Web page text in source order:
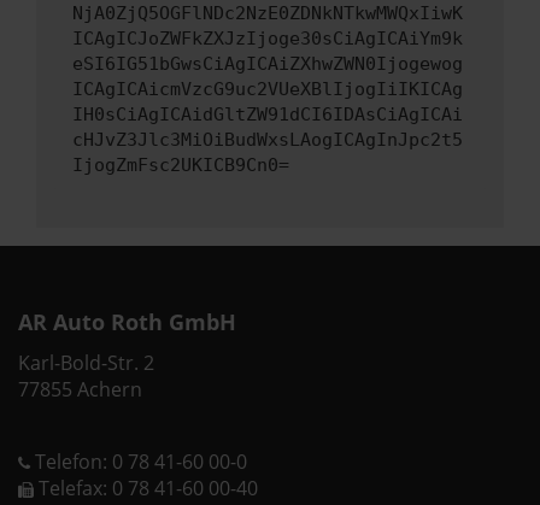
NjA0ZjQ5OGFlNDc2NzE0ZDNkNTkwMWQxIiwK
ICAgICJoZWFkZXJzIjoge30sCiAgICAiYm9k
eSI6IG51bGwsCiAgICAiZXhwZWN0Ijogewog
ICAgICAicmVzcG9uc2VUeXBlIjogIiIKICAg
IH0sCiAgICAidGltZW91dCI6IDAsCiAgICAi
cHJvZ3Jlc3MiOiBudWxsLAogICAgInJpc2t5
IjogZmFsc2UKICB9Cn0=
AR Auto Roth GmbH
Karl-Bold-Str. 2
77855 Achern
Telefon: 0 78 41-60 00-0
Telefax: 0 78 41-60 00-40